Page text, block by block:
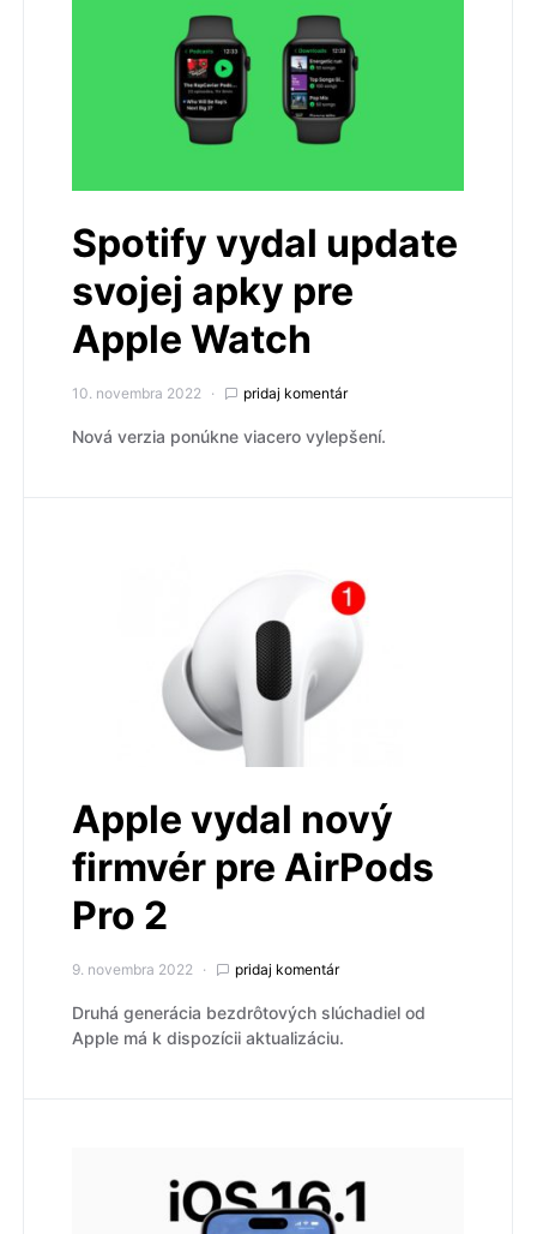
Spotify vydal update
svojej apky pre
Apple Watch
10. novembra 2022 pridaj komentár
Nová verzia ponúkne viacero vylepšení.
Apple vydal nový
firmvér pre AirPods
Pro 2
9. novembra 2022 pridaj komentár
Druhá generácia bezdrôtových slúchadiel od
Apple má k dispozícii aktualizáciu.